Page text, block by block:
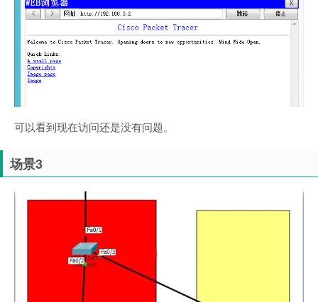
可以看到现在访问还是没有问题。
场景3